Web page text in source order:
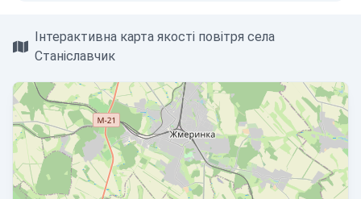
Інтерактивна карта якості повітря села
Станіславчик